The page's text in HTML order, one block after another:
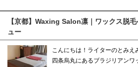
【京都】Waxing Salon凛｜ワックス脱
ュー
こんにちは！ライターのとみ
四条烏丸にあるブラジリアン